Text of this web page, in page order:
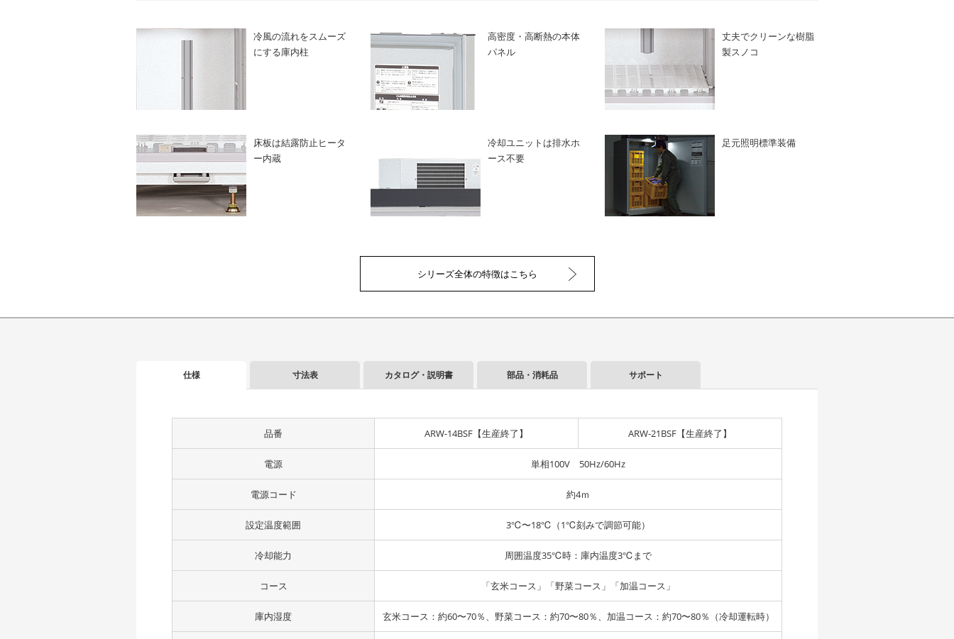
冷風の流れをスムーズ
にする庫内柱
高密度・高断熱の本体
パネル
丈夫でクリーンな樹脂
製スノコ
床板は結露防止ヒータ
ー内蔵
冷却ユニットは排水ホ
ース不要
足元照明標準装備
シリーズ全体の特徴はこちら
仕様 寸法表 カタログ・説明書 部品・消耗品 サポート
品番 ARW-14BSF【生産終了】 ARW-21BSF【生産終了】
電源 単相100V 50Hz/60Hz
電源コード 約4ｍ
設定温度範囲 3℃〜18℃（1℃刻みで調節可能）
冷却能力 周囲温度35℃時：庫内温度3℃まで
コース 「玄米コース」「野菜コース」「加温コース」
庫内湿度 玄米コース：約60〜70％、野菜コース：約70〜80％、加温コース：約70〜80％（冷却運転時）